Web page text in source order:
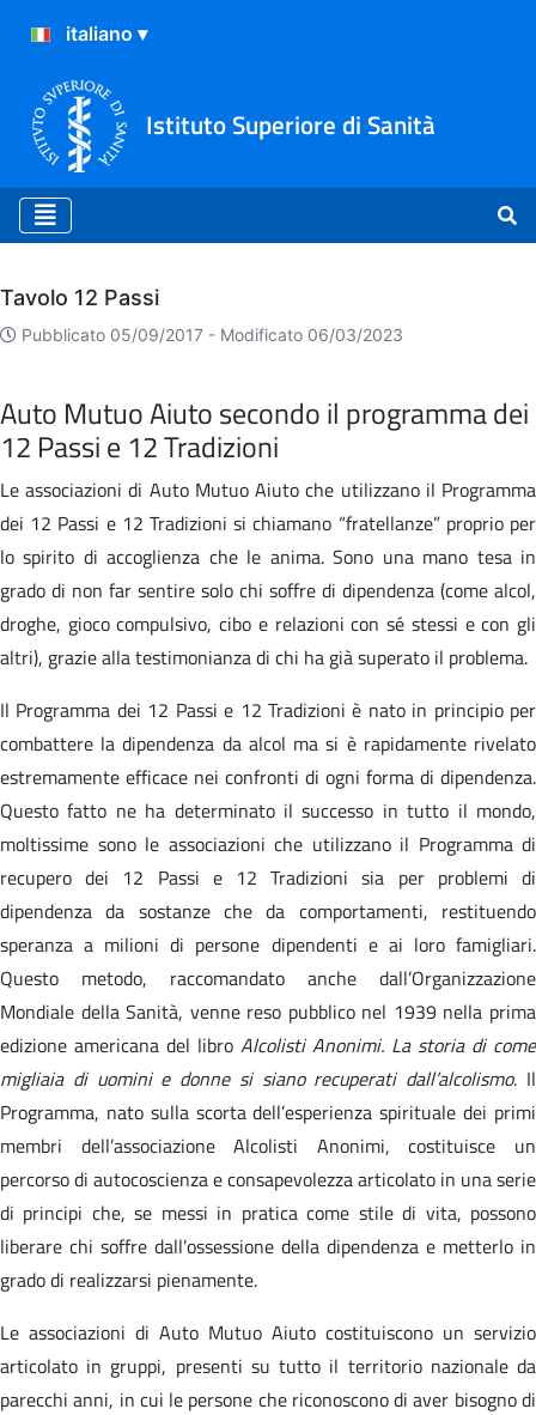
Istituto Superiore di Sanità
Archivio
Tavolo 12 Passi
Pubblicato 05/09/2017 - Modificato 06/03/2023
Auto Mutuo Aiuto secondo il programma dei
12 Passi e 12 Tradizioni
Le associazioni di Auto Mutuo Aiuto che utilizzano il Programma
dei 12 Passi e 12 Tradizioni si chiamano “fratellanze” proprio per
lo spirito di accoglienza che le anima. Sono una mano tesa in
grado di non far sentire solo chi soffre di dipendenza (come alcol,
droghe, gioco compulsivo, cibo e relazioni con sé stessi e con gli
altri), grazie alla testimonianza di chi ha già superato il problema.
Il Programma dei 12 Passi e 12 Tradizioni è nato in principio per
combattere la dipendenza da alcol ma si è rapidamente rivelato
estremamente efficace nei confronti di ogni forma di dipendenza.
Questo fatto ne ha determinato il successo in tutto il mondo,
moltissime sono le associazioni che utilizzano il Programma di
recupero dei 12 Passi e 12 Tradizioni sia per problemi di
dipendenza da sostanze che da comportamenti, restituendo
speranza a milioni di persone dipendenti e ai loro famigliari.
Questo metodo, raccomandato anche dall’Organizzazione
Mondiale della Sanità, venne reso pubblico nel 1939 nella prima
edizione americana del libro Alcolisti Anonimi. La storia di come
migliaia di uomini e donne si siano recuperati dall’alcolismo. Il
Programma, nato sulla scorta dell’esperienza spirituale dei primi
membri dell’associazione Alcolisti Anonimi, costituisce un
percorso di autocoscienza e consapevolezza articolato in una serie
di principi che, se messi in pratica come stile di vita, possono
liberare chi soffre dall’ossessione della dipendenza e metterlo in
grado di realizzarsi pienamente.
Le associazioni di Auto Mutuo Aiuto costituiscono un servizio
articolato in gruppi, presenti su tutto il territorio nazionale da
parecchi anni, in cui le persone che riconoscono di aver bisogno di